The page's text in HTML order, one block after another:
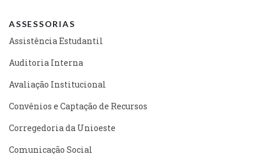
ASSESSORIAS
Assistência Estudantil
Auditoria Interna
Avaliação Institucional
Convênios e Captação de Recursos
Corregedoria da Unioeste
Comunicação Social